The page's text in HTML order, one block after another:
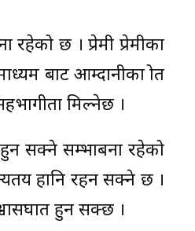
छ । प्रेमी प्रेमीका
बाट आम्दानीका श्रोत
मिल्नेछ ।
सक्ने सम्भाबना रहेको
हानि रहन सक्ने छ ।
हुन सक्छ ।